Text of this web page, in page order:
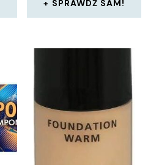
SPRAWDŹ SAM!